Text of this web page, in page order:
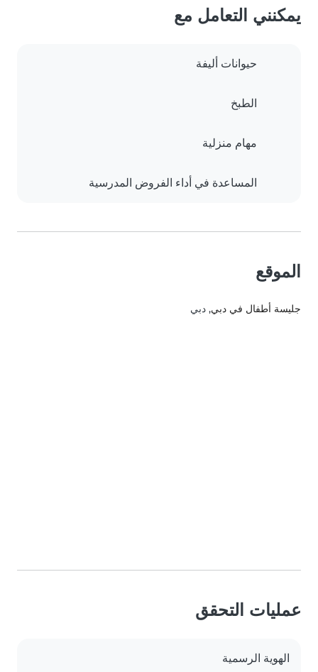
يمكنني التعامل مع
حيوانات أليفة
الطبخ
مهام منزلية
المساعدة في أداء الفروض المدرسية
الموقع
جليسة أطفال في دبي, دبي
عمليات التحقق
الهوية الرسمية